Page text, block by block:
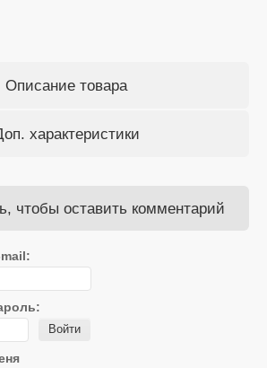
Описание товара
характеристики
чтобы оставить комментарий
Войти